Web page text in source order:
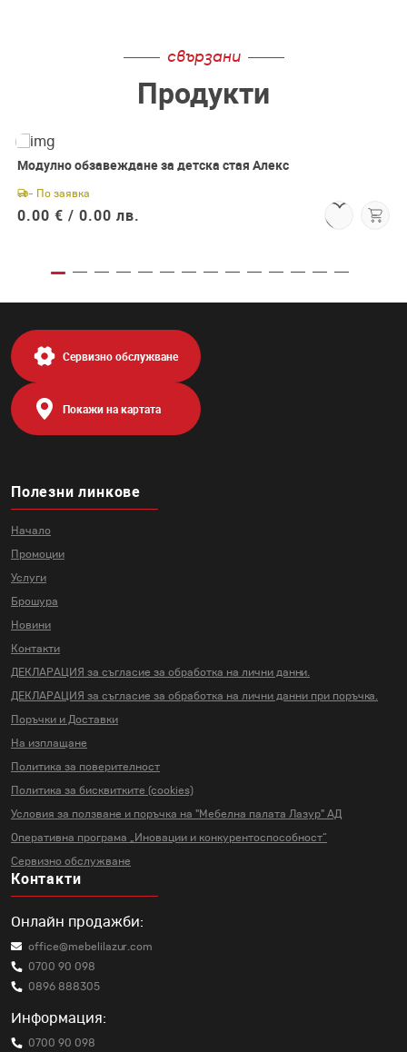
свързани
Продукти
Модулно обзавеждане за детска стая Алекс
- По заявка
0.00 € / 0.00 лв.
Полезни линкове
Начало
Промоции
Услуги
Брошура
Новини
Контакти
ДЕКЛАРАЦИЯ за съгласие за обработка на лични данни.
ДЕКЛАРАЦИЯ за съгласие за обработка на лични данни при поръчка.
Поръчки и Доставки
На изплащане
Политика за поверителност
Политика за бисквитките (cookies)
Условия за ползване и поръчка на "Мебелна палата Лазур" АД
Оперативна програма „Иновации и конкурентоспособност“
Сервизно обслужване
Контакти
Онлайн продажби:
office@mebelilazur.com
0700 90 098
0896 888305
Информация:
0700 90 098
Сервизно обслужване
Покажи на картата